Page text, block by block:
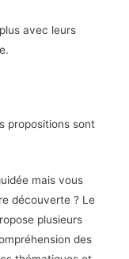
avec leurs
propositions sont
mais vous
découverte ? Le
plusieurs
des